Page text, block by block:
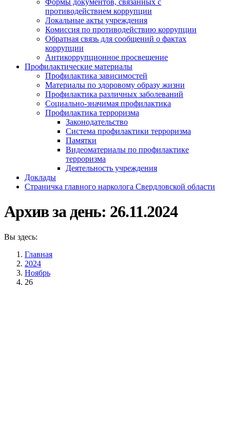
Формы документов, связанных с
противодействием коррупции
Локальные акты учреждения
Комиссия по противодействию коррупции
Обратная связь для сообщений о фактах
коррупции
Антикоррупционное просвещение
Профилактические материалы
Профилактика зависимостей
Материалы по здоровому образу жизни
Профилактика различных заболеваний
Социально-значимая профилактика
Профилактика терроризма
Законодательство
Система профилактики терроризма
Памятки
Видеоматериалы по профилактике
терроризма
Деятельность учреждения
Доклады
Страничка главного нарколога Свердловской области
Архив за день: 26.11.2024
Вы здесь:
Главная
2024
Ноябрь
26